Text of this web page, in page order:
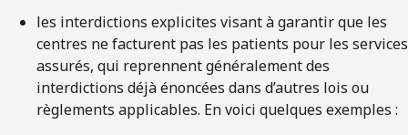
les interdictions explicites visant à garantir que les
centres ne facturent pas les patients pour les services
assurés, qui reprennent généralement des
interdictions déjà énoncées dans d’autres lois ou
règlements applicables. En voici quelques exemples :